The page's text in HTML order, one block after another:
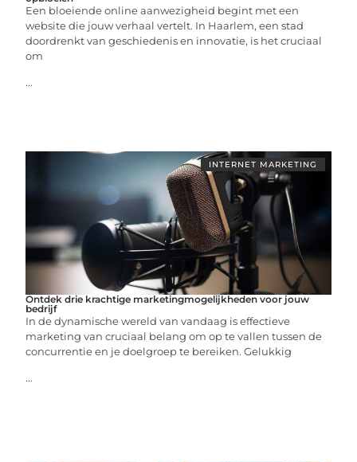
Een bloeiende online aanwezigheid begint met een
website die jouw verhaal vertelt. In Haarlem, een stad
doordrenkt van geschiedenis en innovatie, is het cruciaal
om
...
INTERNET MARKETING
Ontdek drie krachtige marketingmogelijkheden voor jouw
bedrijf
In de dynamische wereld van vandaag is effectieve
marketing van cruciaal belang om op te vallen tussen de
concurrentie en je doelgroep te bereiken. Gelukkig
...